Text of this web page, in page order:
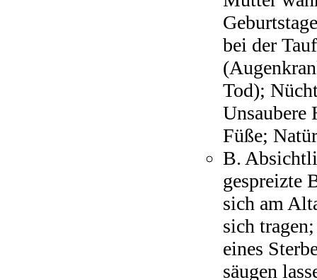
bei der
Tod);
Unsaubere
Füße;
B.
gespreizte
sich am
sich
eines
säugen